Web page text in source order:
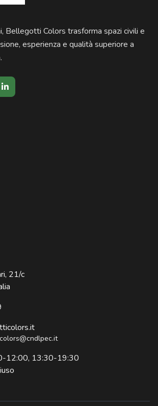
Bellegotti Colors trasforma spazi civili e
esperienza e qualità superiore a
21/c
12:00, 13:30-19:30